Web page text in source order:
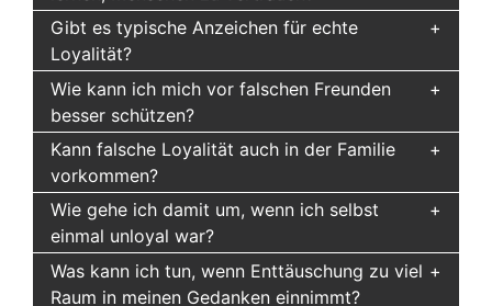
Gibt es typische Anzeichen für echte
Loyalität?
Wie kann ich mich vor falschen Freunden
besser schützen?
Kann falsche Loyalität auch in der Familie
vorkommen?
Wie gehe ich damit um, wenn ich selbst
einmal unloyal war?
Was kann ich tun, wenn Enttäuschung zu viel
Raum in meinen Gedanken einnimmt?